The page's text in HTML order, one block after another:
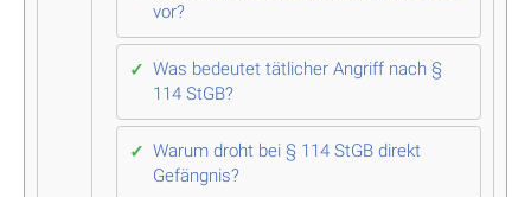
vor?
Was bedeutet tätlicher Angriff nach §
114 StGB?
Warum droht bei § 114 StGB direkt
Gefängnis?